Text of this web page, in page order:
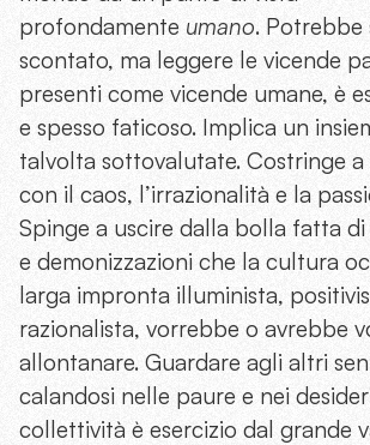
profondamente umano. Potrebbe
scontato, ma leggere le vicende
presenti come vicende umane, è
e spesso faticoso. Implica un
talvolta sottovalutate. Costringe
con il caos, l’irrazionalità e la
Spinge a uscire dalla bolla fatta di
e demonizzazioni che la cultura
larga impronta illuminista,
razionalista, vorrebbe o avrebbe
allontanare. Guardare agli altri
calandosi nelle paure e nei
collettività è esercizio dal grande